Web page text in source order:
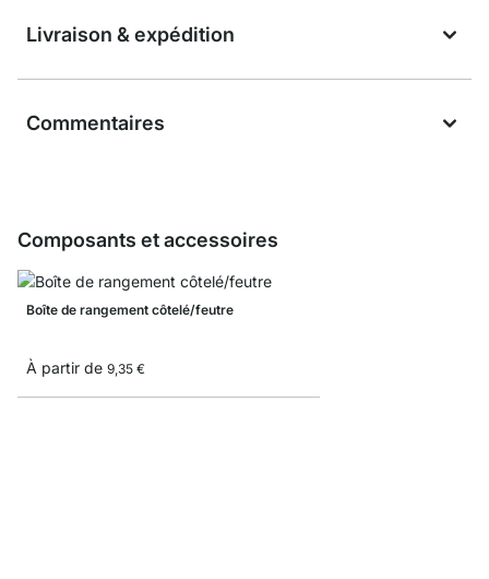
Livraison & expédition
Commentaires
Composants et accessoires
Boîte de rangement côtelé/feutre
À partir de 9,35 €